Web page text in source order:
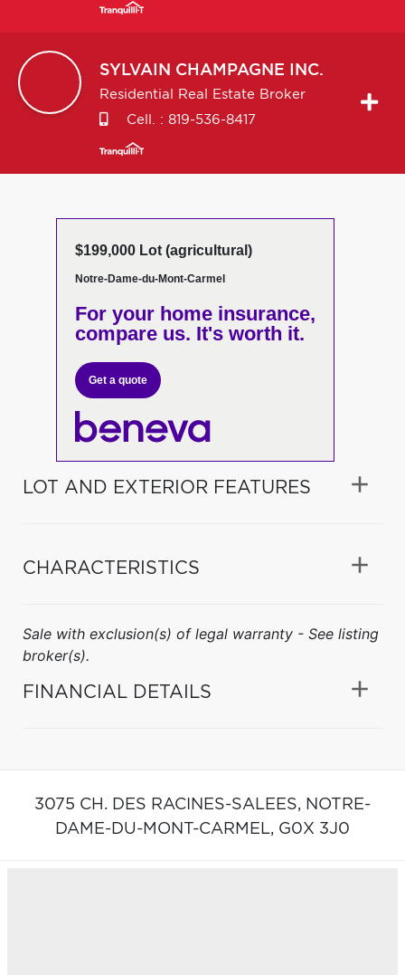
SYLVAIN CHAMPAGNE INC.
Residential Real Estate Broker
Cell. : 819-536-8417
$199,000 Lot (agricultural)
Notre-Dame-du-Mont-Carmel
For your home insurance,
compare us. It's worth it.
Get a quote
LOT AND EXTERIOR FEATURES
CHARACTERISTICS
Sale with exclusion(s) of legal warranty - See listing
broker(s).
FINANCIAL DETAILS
3075 CH. DES RACINES-SALEES, NOTRE-
DAME-DU-MONT-CARMEL, G0X 3J0